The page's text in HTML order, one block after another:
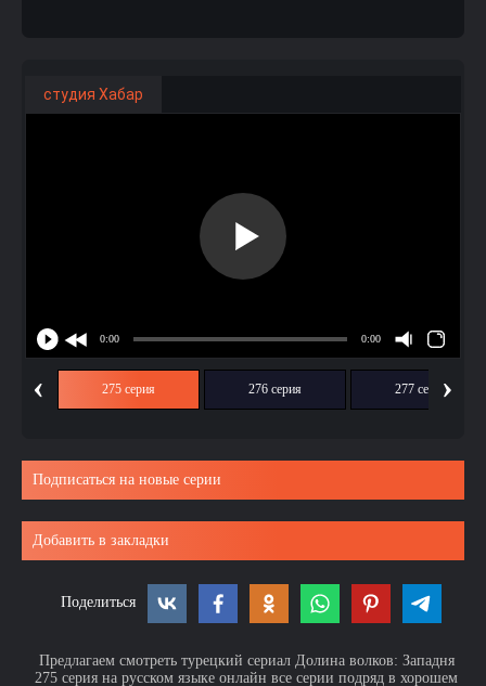
студия Хабар
‹ 275 серия 276 серия 277 серия›
Подписаться на новые серии
Добавить в закладки
Поделиться
Предлагаем смотреть турецкий сериал Долина волков: Западня
275 серия на русском языке онлайн все серии подряд в хорошем